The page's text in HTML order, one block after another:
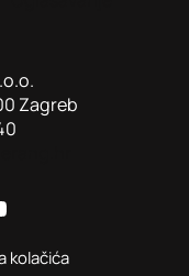
Zagreb
kolačića